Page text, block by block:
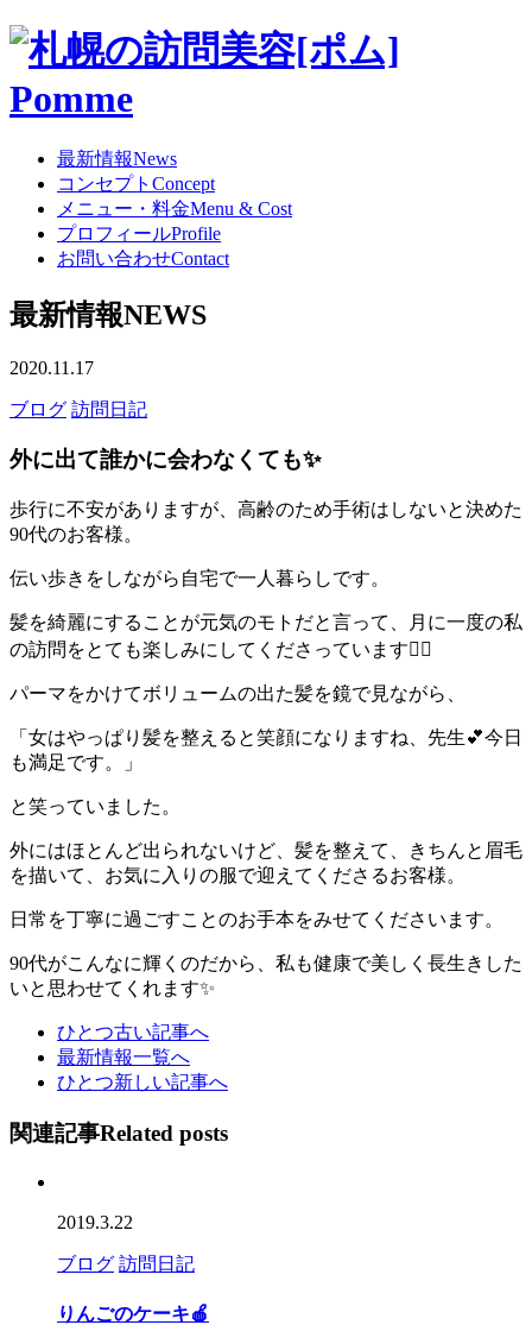
最新情報News
コンセプト Concept
メニュー・料金Menu & Cost
プロフィールProfile
お問い合わせContact
最新情報NEWS
2020.11.17
ブログ 訪問日記
外に出て誰かに会わなくても✨
歩行に不安がありますが、高齢のため手術はしないと決めた
90代のお客様。
伝い歩きをしながら自宅で一人暮らしです。
髪を綺麗にすることが元気のモトだと言って、月に一度の私
の訪問をとても楽しみにしてくださっています💇‍♀️
パーマをかけてボリュームの出た髪を鏡で見ながら、
「女はやっぱり髪を整えると笑顔になりますね、先生💕今日
も満足です。」
と笑っていました。
外にはほとんど出られないけど、髪を整えて、きちんと眉毛
を描いて、お気に入りの服で迎えてくださるお客様。
日常を丁寧に過ごすことのお手本をみせてくださいます。
90代がこんなに輝くのだから、私も健康で美しく長生きした
いと思わせてくれます✨
ひとつ古い記事へ
最新情報一覧へ
ひとつ新しい記事へ
関連記事Related posts
2019.3.22
ブログ 訪問日記
りんごのケーキ🍎